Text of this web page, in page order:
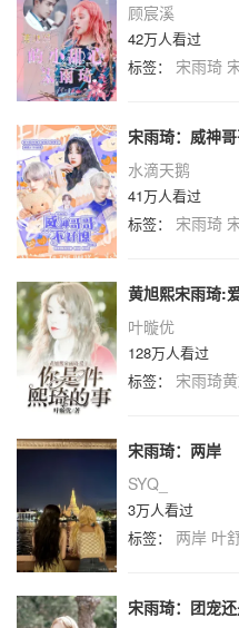
顾宸溪
42万人看过
标签： 宋雨琦
宋雨琦：威神
水滴天鹅
41万人看过
标签： 宋雨琦
黄旭熙宋雨琦:
叶暶优
128万人看过
标签： 宋雨琦
宋雨琦：两岸
SYQ_
3万人看过
标签： 两岸 叶
宋雨琦：团宠